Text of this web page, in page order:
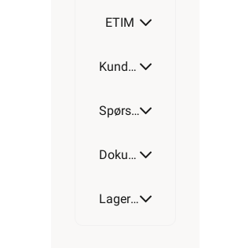
ETIM
Kundeomtale
Spørsmål og svar
Dokumentasjon
Lagerstatus